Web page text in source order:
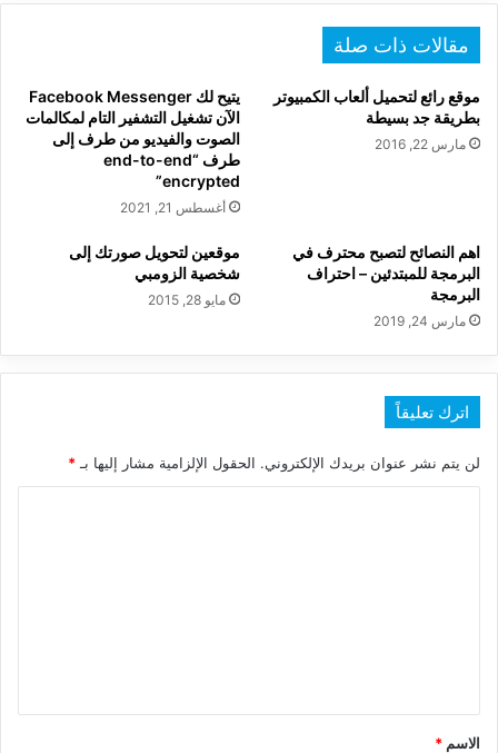
مقالات ذات صلة
موقع رائع لتحميل ألعاب الكمبيوتر
بطريقة جد بسيطة
مارس 22, 2016
يتيح لك Facebook Messenger
الآن تشغيل التشفير التام لمكالمات
الصوت والفيديو من طرف إلى
طرف “end-to-end
encrypted”
أغسطس 21, 2021
اهم النصائح لتصبح محترف في
البرمجة للمبتدئين – احتراف
البرمجة
مارس 24, 2019
موقعين لتحويل صورتك إلى
شخصية الزومبي
مايو 28, 2015
اترك تعليقاً
لن يتم نشر عنوان بريدك الإلكتروني. الحقول الإلزامية مشار إليها بـ *
*
الاسم *